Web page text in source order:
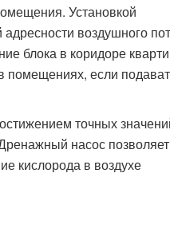
Установкой
воздушного
блока в коридоре
помещениях, если
точных
насос позволяет
кислорода в воздухе